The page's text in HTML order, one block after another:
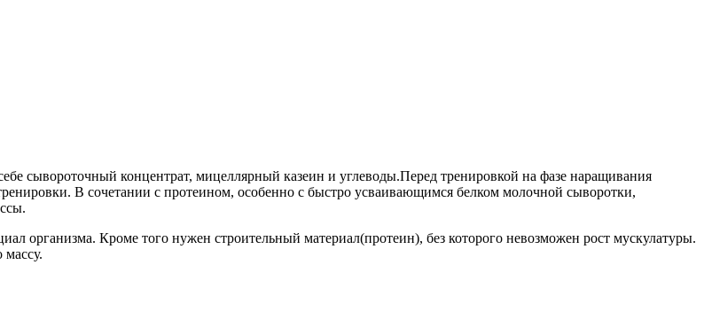
сывороточный концентрат, мицеллярный казеин и углеводы.Перед тренировкой на фазе наращивания
В сочетании с протеином, особенно с быстро усваивающимся белком молочной сыворотки,
организма. Кроме того нужен строительный материал(протеин), без которого невозможен рост мускулатуры.